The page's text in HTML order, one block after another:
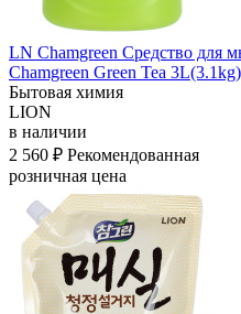
LN Chamgreen Средство для
Chamgreen Green Tea
Бытовая химия
LION
в наличии
2 560 ₽ Рекомендованная
розничная цена